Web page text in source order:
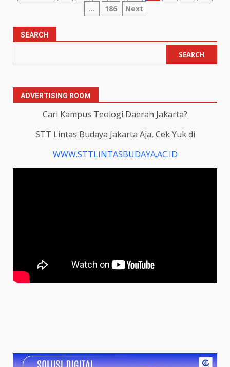
pagination … 186 Next
SEARCH
SEARCH
ADVERTISING ROOM
Cari Kampus Teologi Daerah Jakarta?
STT Lintas Budaya Jakarta Aja, Cek Yuk di
WWW.STTLINTASBUDAYA.AC.ID